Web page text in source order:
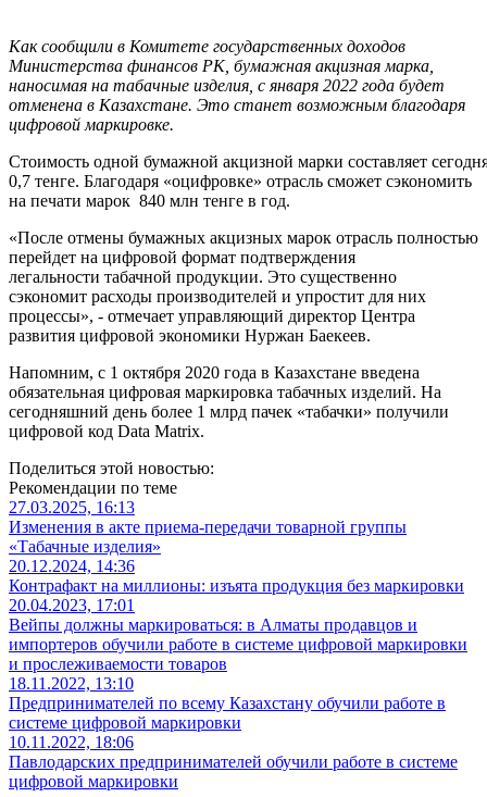
Как сообщили в Комитете государственных доходов
Министерства финансов РК, бумажная акцизная марка,
наносимая на табачные изделия, с января 2022 года будет
отменена в Казахстане. Это станет возможным благодаря
цифровой маркировке.
Стоимость одной бумажной акцизной марки составляет
0,7 тенге. Благодаря «оцифровке» отрасль сможет сэкономить
на печати марок 840 млн тенге в год.
«После отмены бумажных акцизных марок отрасль полностью
перейдет на цифровой формат подтверждения
легальности табачной продукции. Это существенно
сэкономит расходы производителей и упростит для них
процессы», - отмечает управляющий директор Центра
развития цифровой экономики Нуржан Баекеев.
Напомним, с 1 октября 2020 года в Казахстане введена
обязательная цифровая маркировка табачных изделий. На
сегодняшний день более 1 млрд пачек «табачки» получили
цифровой код Data Matrix.
Поделиться этой новостью:
Рекомендации по теме
27.03.2025, 16:13
Изменения в акте приема-передачи товарной группы
«Табачные изделия»
20.12.2024, 14:36
Контрафакт на миллионы: изъята продукция без маркировки
20.04.2023, 17:01
Вейпы должны маркироваться: в Алматы продавцов и
импортеров обучили работе в системе цифровой маркировки
и прослеживаемости товаров
18.11.2022, 13:10
Предпринимателей по всему Казахстану обучили работе в
системе цифровой маркировки
10.11.2022, 18:06
Павлодарских предпринимателей обучили работе в системе
цифровой маркировки